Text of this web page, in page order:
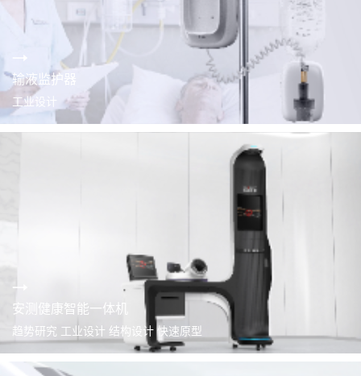
输液监护器
工业设计
安测健康智能一体机
趋势研究 工业设计 结构设计 快速原型